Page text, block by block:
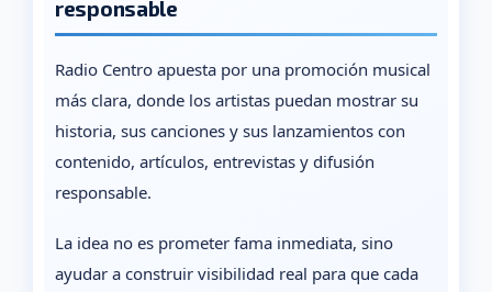
responsable
Radio Centro apuesta por una promoción musical
más clara, donde los artistas puedan mostrar su
historia, sus canciones y sus lanzamientos con
contenido, artículos, entrevistas y difusión
responsable.
La idea no es prometer fama inmediata, sino
ayudar a construir visibilidad real para que cada